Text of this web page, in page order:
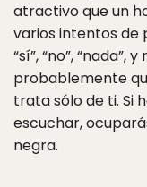
atractivo que un
varios intentos de
“sí”, “no”,
probablemente
trata sólo de ti. Si
escuchar,
negra.